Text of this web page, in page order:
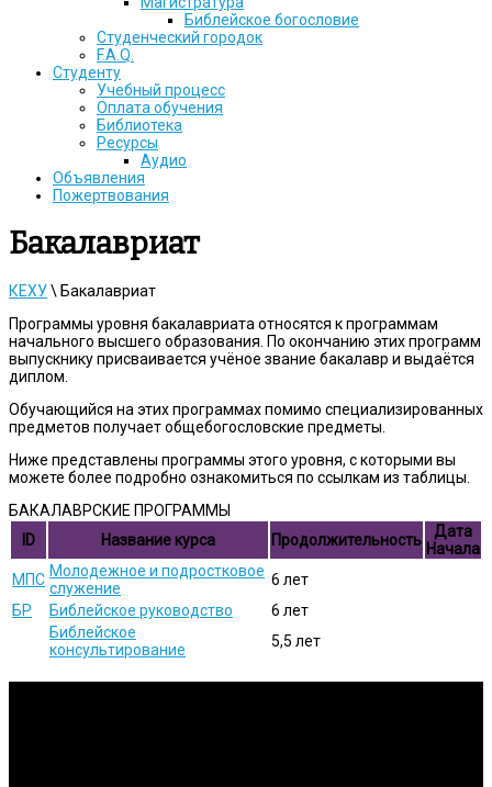
Библейское богословие
Студенческий городок
F.A.Q.
Студенту
Учебный процесс
Оплата обучения
Библиотека
Ресурсы
Аудио
Объявления
Пожертвования
Бакалавриат
КЕХУ\ Бакалавриат
Программы уровня бакалавриата относятся к программам
начального высшего образования. По окончанию этих программ
выпускнику присваивается учёное звание бакалавр и выдаётся
диплом.
Обучающийся на этих программах помимо специализированных
предметов получает общебогословские предметы.
Ниже представлены программы этого уровня, с которыми вы
можете более подробно ознакомиться по ссылкам из таблицы.
БАКАЛАВРСКИЕ ПРОГРАММЫ
ID
Название курса Продолжительность
Дата
Начала
МПС Молодежное и подростковое
служение
6 лет
БР
Библейское руководство
6 лет
Библейское
консультирование
5,5 лет